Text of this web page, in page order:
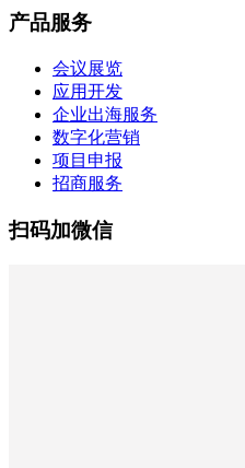
产品服务
会议展览
应用开发
企业出海服务
数字化营销
项目申报
招商服务
扫码加微信